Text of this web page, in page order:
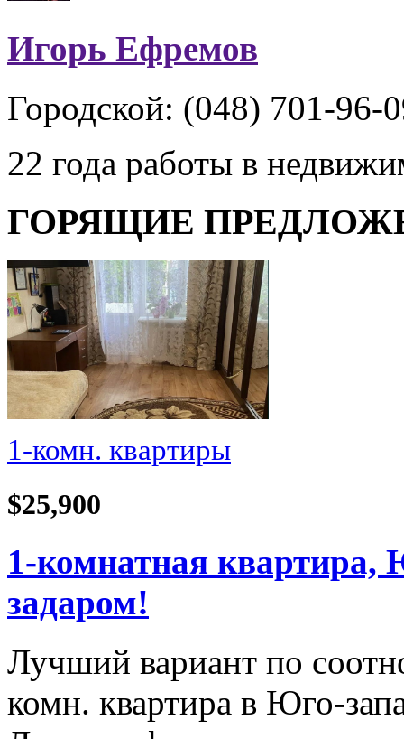
Игорь Ефремов
Городской: (048) 701-96-
22 года работы в
ГОРЯЩИЕ
1-комн. квартиры
$25,900
1-комнатная
задаром!
Лучший вариант по
комн. квартира в Юго-